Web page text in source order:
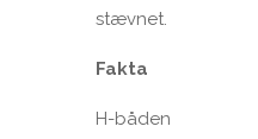
stævnet.
Fakta
H-båden